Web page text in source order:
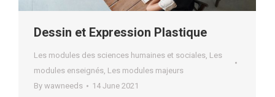
Dessin et Expression Plastique
Les modules des sciences humaines et sociales, Les
modules enseignés, Les modules majeurs
By wawneeds 14 June 2021